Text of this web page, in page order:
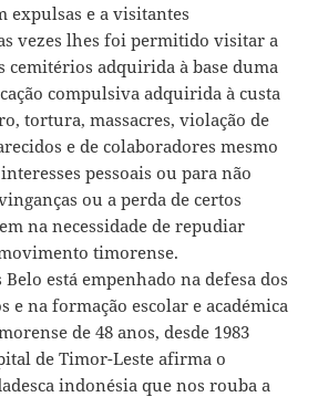
expulsas e a visitantes
vezes lhes foi permitido visitar a
cemitérios adquirida à base duma
compulsiva adquirida à custa
tortura, massacres, violação de
e de colaboradores mesmo
pessoais ou para não
ou a perda de certos
na necessidade de repudiar
timorense.
está empenhado na defesa dos
e na formação escolar e académica
de 48 anos, desde 1983
de Timor-Leste afirma o
indonésia que nos rouba a